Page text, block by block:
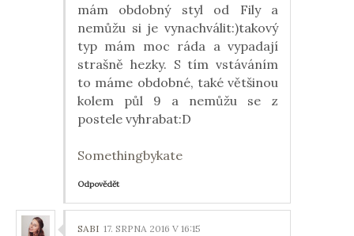
mám obdobný styl od Fily a
nemůžu si je vynachválit:)takový
typ mám moc ráda a vypadají
strašně hezky. S tím vstáváním
to máme obdobné, také většinou
kolem půl 9 a nemůžu se z
postele vyhrabat:D
Somethingbykate
Odpovědět
SABI 17. SRPNA 2016 V 16:15